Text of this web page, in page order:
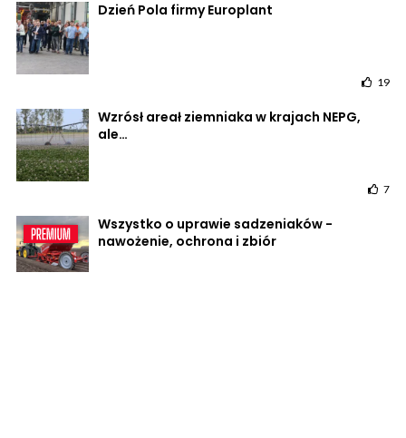
Dzień Pola firmy Europlant
19
Wzrósł areał ziemniaka w krajach NEPG,
ale…
7
Wszystko o uprawie sadzeniaków -
nawożenie, ochrona i zbiór